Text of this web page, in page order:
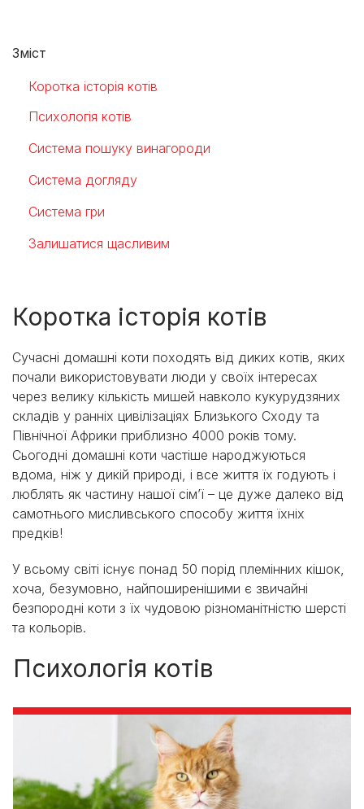
Зміст
Коротка історія котів
Психологія котів
Система пошуку винагороди
Система догляду
Система гри
Залишатися щасливим
Коротка історія котів
Сучасні домашні коти походять від диких котів, яких
почали використовувати люди у своїх інтересах
через велику кількість мишей навколо кукурудзяних
складів у ранніх цивілізаціях Близького Сходу та
Північної Африки приблизно 4000 років тому.
Сьогодні домашні коти частіше народжуються
вдома, ніж у дикій природі, і все життя їх годують і
люблять як частину нашої сім’ї – це дуже далеко від
самотнього мисливського способу життя їхніх
предків!
У всьому світі існує понад 50 порід племінних кішок,
хоча, безумовно, найпоширенішими є звичайні
безпородні коти з їх чудовою різноманітністю шерсті
та кольорів.
Психологія котів